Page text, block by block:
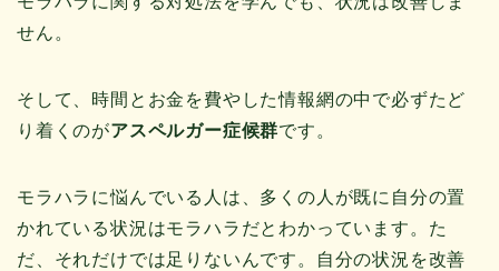
せん。
そして、時間とお金を費やした情報網の中で必ずたど
り着くのがアスペルガー症候群です。
モラハラに悩んでいる人は、多くの人が既に自分の置
かれている状況はモラハラだとわかっています。た
だ、それだけでは足りないんです。自分の状況を改善